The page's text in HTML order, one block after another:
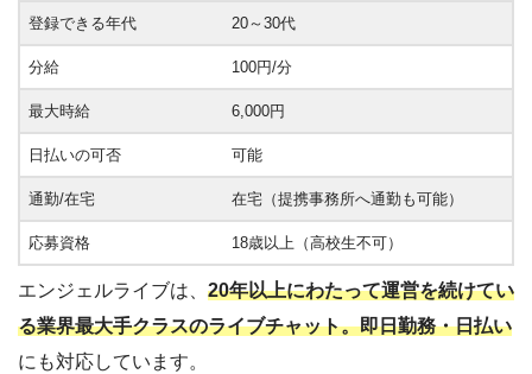
登録できる年代 20～30代
分給 100円/分
最大時給 6,000円
日払いの可否 可能
通勤/在宅 在宅（提携事務所へ通勤も可能）
応募資格 18歳以上（高校生不可）
エンジェルライブは、 20年以上にわたって運営を続けてい
る業界最大手クラスのライブチャット。即日勤務・日払い
にも対応しています。